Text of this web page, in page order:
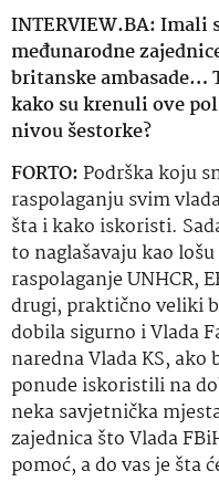
INTERVIEW.BA: Imali
međunarodne
britanske ambasade…
kako su krenuli ove
nivou šestorke?
FORTO:Podrška koju
raspolaganju svim
štai kako iskoristi.
to naglašavaju kao
raspolaganje UNHCR,
drugi, praktično veliki
dobila sigurno i Vlada
naredna Vlada KS, ako
ponude iskoristili na
neka savjetnička
zajednica što Vlada
pomoć, a do vas ješta